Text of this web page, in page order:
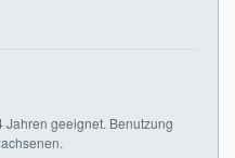
Jahren geeignet. Benutzung